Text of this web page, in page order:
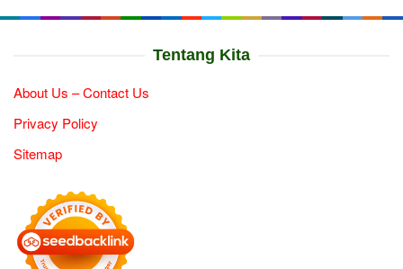
Tentang Kita
About Us – Contact Us
Privacy Policy
Sitemap